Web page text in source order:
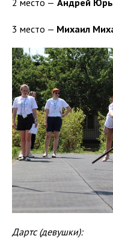
2 место — Андрей
3 место — Михаил
Дартс (девушки):